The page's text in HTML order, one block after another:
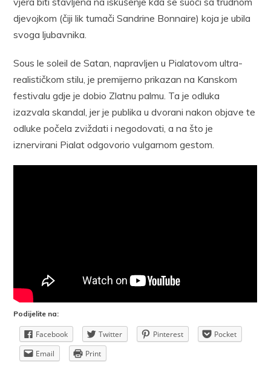
djevojkom (čiji lik tumači Sandrine Bonnaire) koja je ubila
svoga ljubavnika.
Sous le soleil de Satan, napravljen u Pialatovom ultra-
realističkom stilu, je premijerno prikazan na Kanskom
festivalu gdje je dobio Zlatnu palmu. Ta je odluka
izazvala skandal, jer je publika u dvorani nakon objave te
odluke počela zviždati i negodovati, a na što je
iznervirani Pialat odgovorio vulgarnom gestom.
Podijelite na:
Facebook Twitter Pinterest
Pocket
Email
Print